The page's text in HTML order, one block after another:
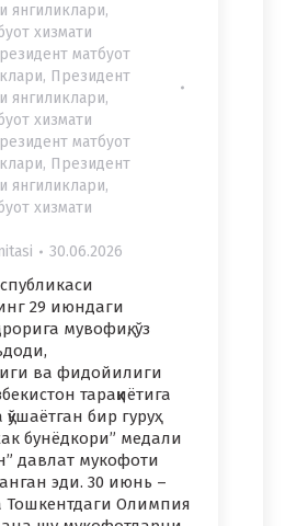
янгиликлари,
хизмати
матбуот
, Президент
янгиликлари,
хизмати
матбуот
, Президент
янгиликлари,
хизмати
30.06.2026
29 июндаги
мувофиқ, ўз
ва фидойилиги
тараққиётига
бир гуруҳ
бунёдкори” медали
давлат мукофоти
эди. 30 июнь –
Тошкентдаги Олимпия